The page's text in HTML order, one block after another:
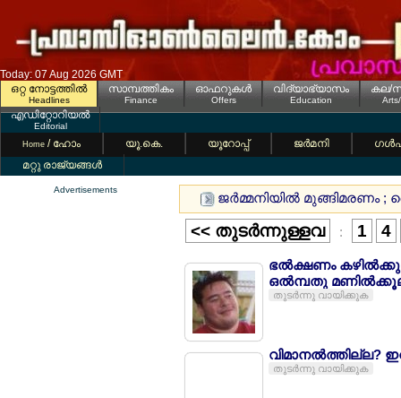
Today: 07 Aug 2026 GMT
ഒറ്റ നോട്ടത്തില്‍
Headlines
സാമ്പത്തികം
Finance
ഓഫറുകള്‍
Offers
വിദ്യാഭ്യാസം
Education
കല/
എഡിറ്റോറിയല്‍
Editorial
Home / ഹോം യൂ.കെ. യൂറോപ്പ് ജര്‍മനി
മറ്റു രാജ്യങ്ങള്‍
Advertisements
ജര്‍മ്മനിയില്‍ മുങ്ങിമരണം ;
<< തുടര്‍ന്നുള്ളവ : 1 4
ഭല്‍ക്ഷണം
ഒല്‍മ്പതു
തുടര്‍ന്നു വായിക്കുക
വിമാനല്‍ത്തില്ല?
തുടര്‍ന്നു വായിക്കുക